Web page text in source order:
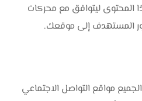
المحتوى ليتوافق مع محركات
المستهدف إلى موقعك.
مواقع التواصل الاجتماعي